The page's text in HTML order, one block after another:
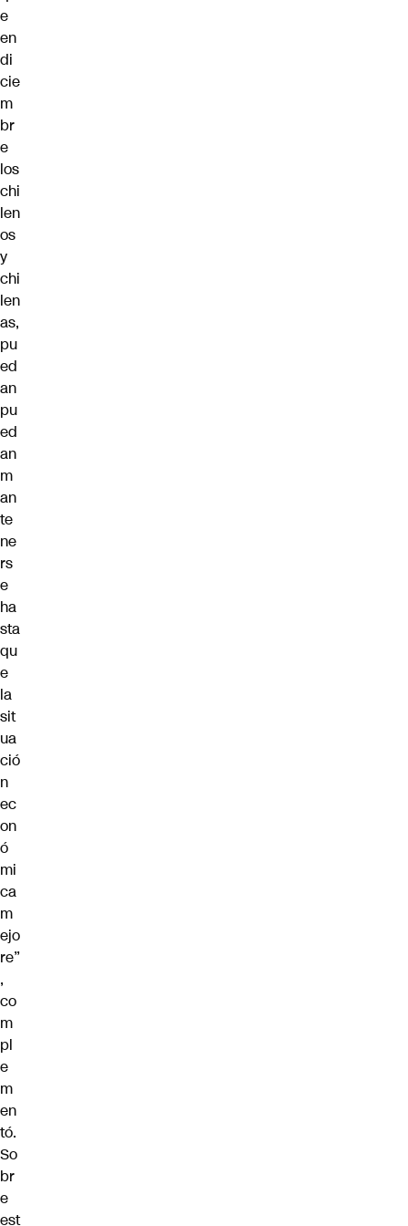
e
en
di
cie
m
br
e
los
chi
len
os
y
chi
len
as,
pu
ed
an
pu
ed
an
m
an
te
ne
rs
e
ha
sta
qu
e
la
sit
ua
ció
n
ec
on
ó
mi
ca
m
ejo
re”
,
co
m
pl
e
m
en
tó.
So
br
e
est